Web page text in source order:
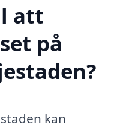
att
på
kan